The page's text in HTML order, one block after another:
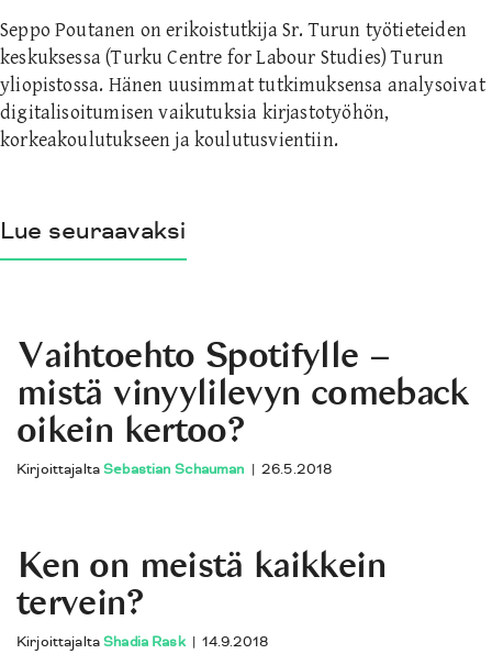
Seppo Poutanen on erikoistutkija Sr. Turun työtieteiden
keskuksessa (Turku Centre for Labour Studies) Turun
yliopistossa. Hänen uusimmat tutkimuksensa analysoivat
digitalisoitumisen vaikutuksia kirjastotyöhön,
korkeakoulutukseen ja koulutusvientiin.
Lue seuraavaksi
Vaihtoehto Spotifylle –
mistä vinyylilevyn comeback
oikein kertoo?
KirjoittajaltaSebastian Schauman | 26.5.2018
Ken on meistä kaikkein
tervein?
KirjoittajaltaShadia Rask | 14.9.2018